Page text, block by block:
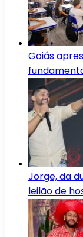
Goiás
Jorge, da
leilão de